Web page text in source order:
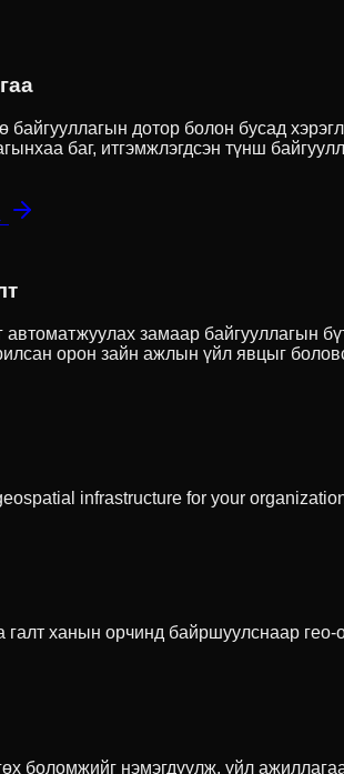
байгууллагын дотор болон бусад
баг, итгэмжлэгдсэн түнш
замаар байгууллагын
орон зайн ажлын үйл явцыг
infrastructure for your
ханын орчинд байршуулснаар
боломжийг нэмэгдүүлж, үйл